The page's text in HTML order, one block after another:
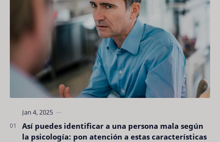
Así puedes identificar a una persona mala según
la psicología: pon atención a estas características